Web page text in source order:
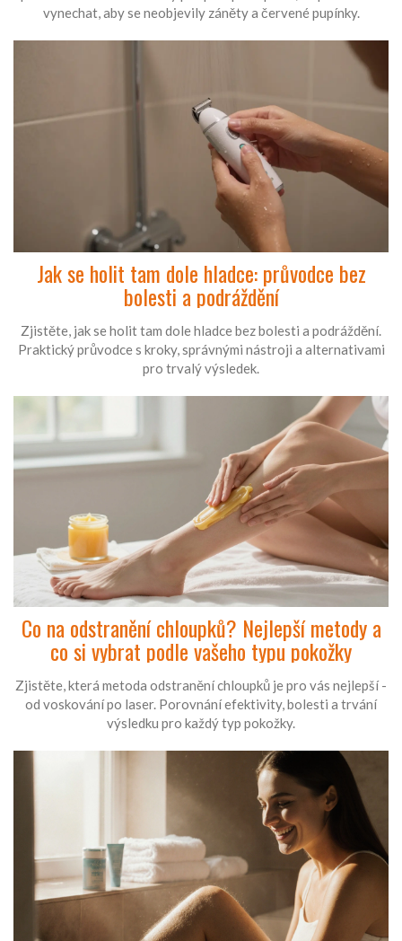
vynechat, aby se neobjevily záněty a červené pupínky.
Jak se holit tam dole hladce: průvodce bez
bolesti a podráždění
Zjistěte, jak se holit tam dole hladce bez bolesti a podráždění.
Praktický průvodce s kroky, správnými nástroji a alternativami
pro trvalý výsledek.
Co na odstranění chloupků? Nejlepší metody a
co si vybrat podle vašeho typu pokožky
Zjistěte, která metoda odstranění chloupků je pro vás nejlepší -
od voskování po laser. Porovnání efektivity, bolesti a trvání
výsledku pro každý typ pokožky.